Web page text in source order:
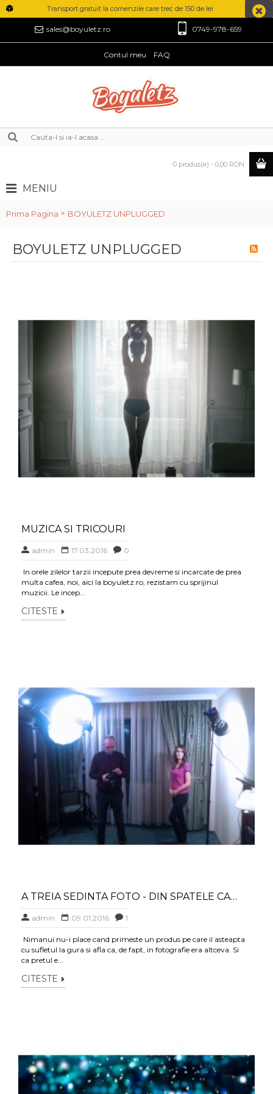
Transport gratuit la comenzile care trec de 150 de lei
sales@boyuletz.ro 0749-978-659
Contul meu FAQ
0 produs(e) - 0,00 RON
MENIU
Prima Pagina BOYULETZ UNPLUGGED
BOYULETZ UNPLUGGED
MUZICA SI TRICOURI
admin 17.03.2016 0
In orele zilelor tarzii incepute prea devreme si incarcate de prea
multa cafea, noi, aici la boyuletz.ro, rezistam cu sprijinul
muzicii. Le incep...
CITESTE
A TREIA SEDINTA FOTO - DIN SPATELE CAMEREI
admin 09.01.2016 1
Nimanui nu-i place cand primeste un produs pe care il asteapta
cu sufletul la gura si afla ca, de fapt, in fotografie era altceva. Si
ca pretul e...
CITESTE